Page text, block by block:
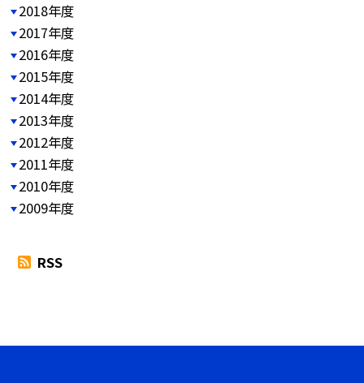
2018年度
2017年度
2016年度
2015年度
2014年度
2013年度
2012年度
2011年度
2010年度
2009年度
RSS